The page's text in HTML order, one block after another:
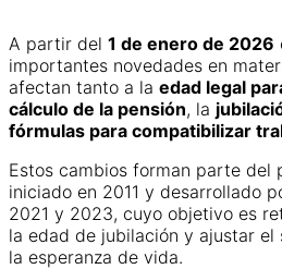
A partir del 1 de enero de 2026
importantes novedades en
afectan tanto a la edad legal
cálculo de la pensión, la
fórmulas para compatibilizar
Estos cambios forman parte del
iniciado en 2011 y desarrollado
2021 y 2023, cuyo objetivo es
la edad de jubilación y ajustar el
la esperanza de vida.